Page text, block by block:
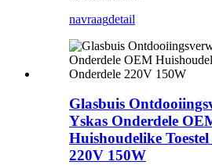
navraagdetail
Glasbuis
Yskas Onderdele
Huishoudelike
220V 150W